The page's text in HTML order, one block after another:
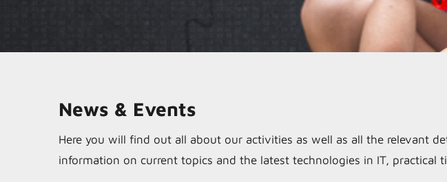
News & Events
Here you will find out all about our activities as well as all the relevant
information on current topics and the latest technologies in IT,